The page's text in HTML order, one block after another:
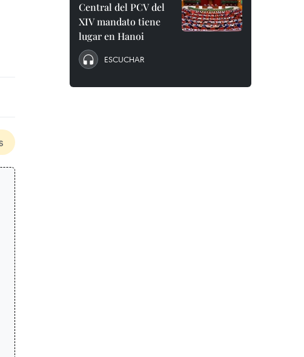
Central del PCV del
XIV mandato tiene
lugar en Hanoi
ESCUCHAR